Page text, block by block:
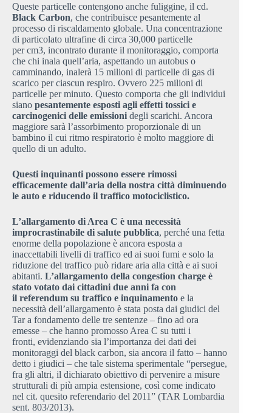
Queste particelle contengono anche fuliggine, il cd.
Black Carbon, che contribuisce pesantemente al
processo di riscaldamento globale. Una concentrazione
di particolato ultrafine di circa 30,000 particelle
per cm3, incontrato durante il monitoraggio, comporta
che chi inala quell’aria, aspettando un autobus o
camminando, inalerà 15 milioni di particelle di gas di
scarico per ciascun respiro. Ovvero 225 milioni di
particelle per minuto. Questo comporta che gli individui
siano pesantemente esposti agli effetti tossici e
carcinogenici delle emissioni degli scarichi. Ancora
maggiore sarà l’assorbimento proporzionale di un
bambino il cui ritmo respiratorio è molto maggiore di
quello di un adulto.
Questi inquinanti possono essere rimossi
efficacemente dall’aria della nostra città diminuendo
le auto e riducendo il traffico motociclistico.
L’allargamento di Area C è una necessità
improcrastinabile di salute pubblica, perché una fetta
enorme della popolazione è ancora esposta a
inaccettabili livelli di traffico ed ai suoi fumi e solo la
riduzione del traffico può ridare aria alla città e ai suoi
abitanti. L’allargamento della congestion charge è
stato votato dai cittadini due anni fa con
il referendum su traffico e inquinamento e la
necessità dell’allargamento è stata posta dai giudici del
Tar a fondamento delle tre sentenze – fino ad ora
emesse – che hanno promosso Area C su tutti i
fronti, evidenziando sia l’importanza dei dati dei
monitoraggi del black carbon, sia ancora il fatto – hanno
detto i giudici – che tale sistema sperimentale “persegue,
fra gli altri, il dichiarato obiettivo di pervenire a misure
strutturali di più ampia estensione, così come indicato
nel cit. quesito referendario del 2011” (TAR Lombardia
sent. 803/2013).